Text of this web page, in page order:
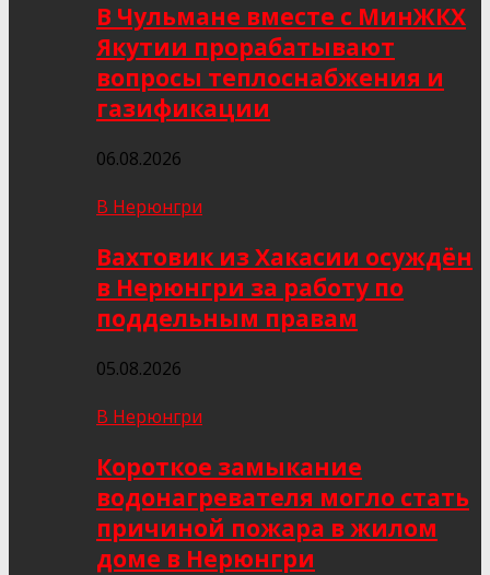
В Чульмане вместе с МинЖКХ
Якутии прорабатывают
вопросы теплоснабжения и
газификации
06.08.2026
В Нерюнгри
Вахтовик из Хакасии осуждён
в Нерюнгри за работу по
поддельным правам
05.08.2026
В Нерюнгри
Короткое замыкание
водонагревателя могло стать
причиной пожара в жилом
доме в Нерюнгри